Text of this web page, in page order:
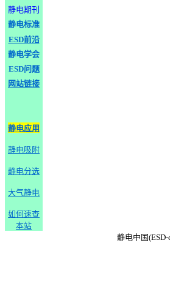
静电期刊
静电标准
ESD前沿
静电学会
ESD问题
网站链接
静电应用
静电吸附
静电分选
大气静电
如何速查
本站
静电中国(ESD-